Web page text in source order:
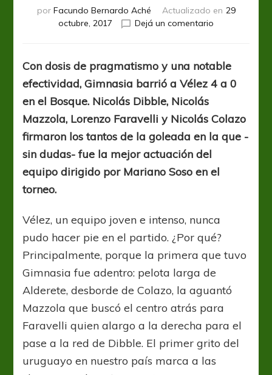
por Facundo Bernardo Aché Actualizado en 29
octubre, 2017
Dejá un comentario
secuestraron
los
goles
Con dosis de pragmatismo y una notable
efectividad, Gimnasia barrió a Vélez 4 a 0
en el Bosque. Nicolás Dibble, Nicolás
Mazzola, Lorenzo Faravelli y Nicolás Colazo
firmaron los tantos de la goleada en la que -
sin dudas- fue la mejor actuación del
equipo dirigido por Mariano Soso en el
torneo.
Vélez, un equipo joven e intenso, nunca
pudo hacer pie en el partido. ¿Por qué?
Principalmente, porque la primera que tuvo
Gimnasia fue adentro: pelota larga de
Alderete, desborde de Colazo, la aguantó
Mazzola que buscó el centro atrás para
Faravelli quien alargo a la derecha para el
pase a la red de Dibble. El primer grito del
uruguayo en nuestro país marca a las